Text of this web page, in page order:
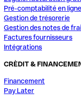
Pré-comptabilité en ligne
Gestion de trésorerie
Gestion des notes de
Factures fournisseurs
Intégrations
CRÈDIT &
Financement
Pay Later